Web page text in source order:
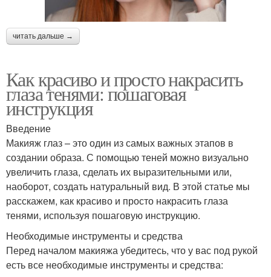
читать дальше →
Как красиво и просто накрасить
глаза тенями: пошаговая
инструкция
Введение
Макияж глаз – это один из самых важных этапов в
создании образа. С помощью теней можно визуально
увеличить глаза, сделать их выразительными или,
наоборот, создать натуральный вид. В этой статье мы
расскажем, как красиво и просто накрасить глаза
тенями, используя пошаговую инструкцию.
Необходимые инструменты и средства
Перед началом макияжа убедитесь, что у вас под рукой
есть все необходимые инструменты и средства: